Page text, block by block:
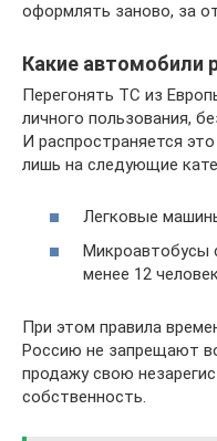
оформлять заново, за
Какие автомобили
Перегонять ТС из
личного пользования,
И распространяется
лишь на следующие
Легковые
Микроавтобусы
менее 12
При этом правила
Россию не запрещают
продажу свою
собственность.